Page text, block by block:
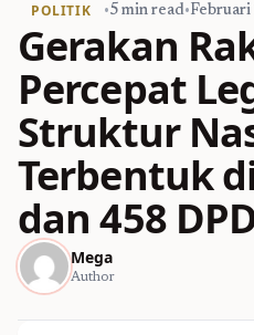
POLITIK •5 min read•Februari
Gerakan
Percepat
Struktur
Terbentuk
dan 458
Mega
Author